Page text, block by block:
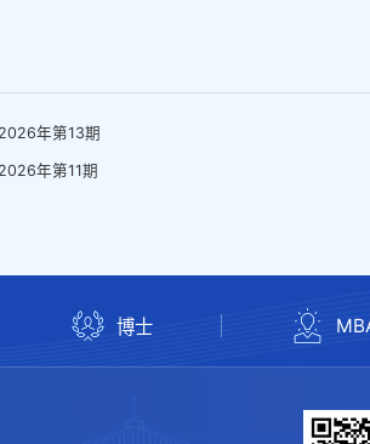
年第13期
年第11期
博士